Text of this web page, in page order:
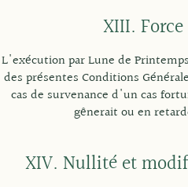
XIII.
L'exécution par Lune de
des présentes Conditions
cas de survenance d'un cas
gênerait ou en
XIV. Nullité et